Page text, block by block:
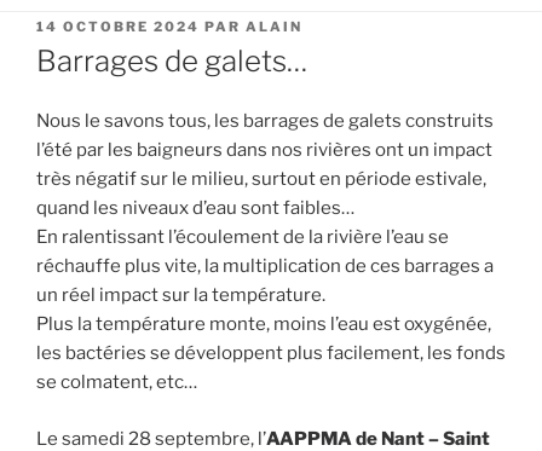
PUBLIÉ
LE
14 OCTOBRE 2024 PAR ALAIN
Barrages de galets…
Nous le savons tous, les barrages de galets construits
l’été par les baigneurs dans nos rivières ont un impact
très négatif sur le milieu, surtout en période estivale,
quand les niveaux d’eau sont faibles…
En ralentissant l’écoulement de la rivière l’eau se
réchauffe plus vite, la multiplication de ces barrages a
un réel impact sur la température.
Plus la température monte, moins l’eau est oxygénée,
les bactéries se développent plus facilement, les fonds
se colmatent, etc…
Le samedi 28 septembre, l’AAPPMA de Nant – Saint